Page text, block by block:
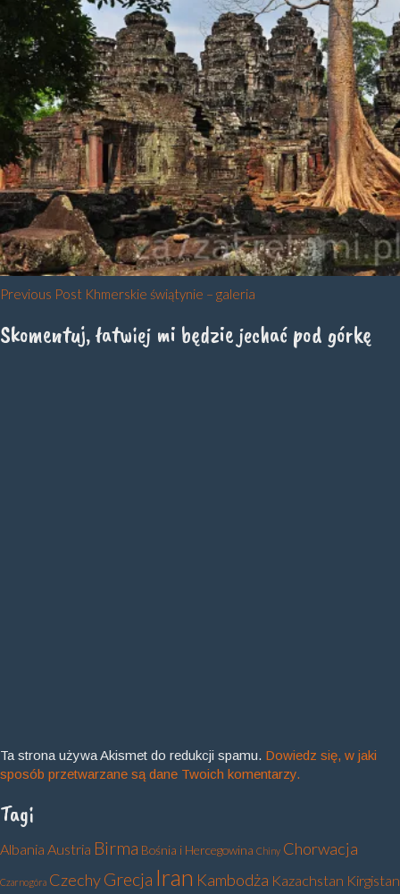
Nawigacja
wpisu
Previous Post Khmerskie świątynie – galeria
Skomentuj, łatwiej mi będzie jechać pod górkę
Ta strona używa Akismet do redukcji spamu. Dowiedz się, w jaki
sposób przetwarzane są dane Twoich komentarzy.
Tagi
Albania Austria Birma Bośnia i Hercegowina Chiny Chorwacja
Czarnogóra CzechyGrecja Iran Kambodża Kazachstan Kirgistan